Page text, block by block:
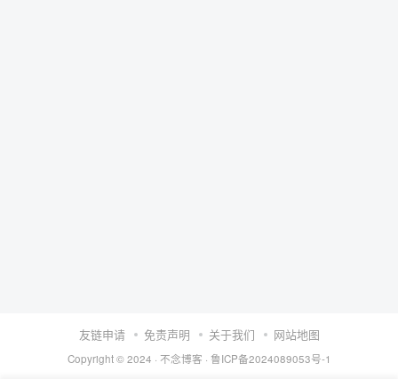
友链申请 免责声明 关于我们 网站地图
Copyright © 2024 · 不念博客 · 鲁ICP备2024089053号-1